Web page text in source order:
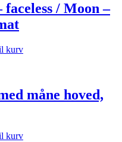
/ Moon –
kurv
måne hoved,
kurv